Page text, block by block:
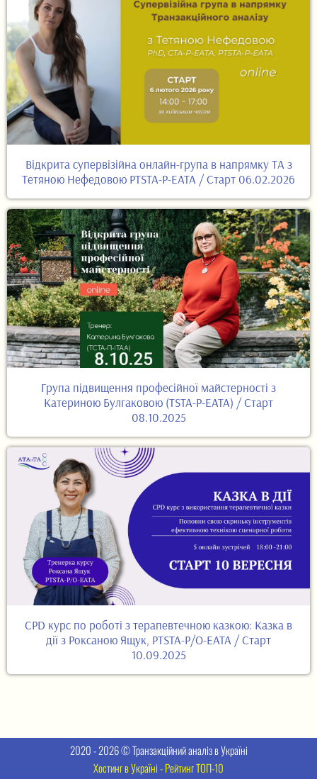
Відкрита супервізійна онлайн-група в напрямку ТА з
Тетяною Нефедовою PTSTA-P-EATA / Старт 06.02.2026
Група підвищення професійної майстерності з
Катериною Булгаковою (TSTA-P-EATA) / Старт
08.10.2025
CPD курс по роботі з терапевтечною казкою: Казка в
дії з Роксаною Ящук, PTSTA-P/O-EATA / Старт
10.09.2025
2020 - 2026 © Транзакційний аналіз в Україні
Хостинг в Україні - Рейтинг ТОП-10